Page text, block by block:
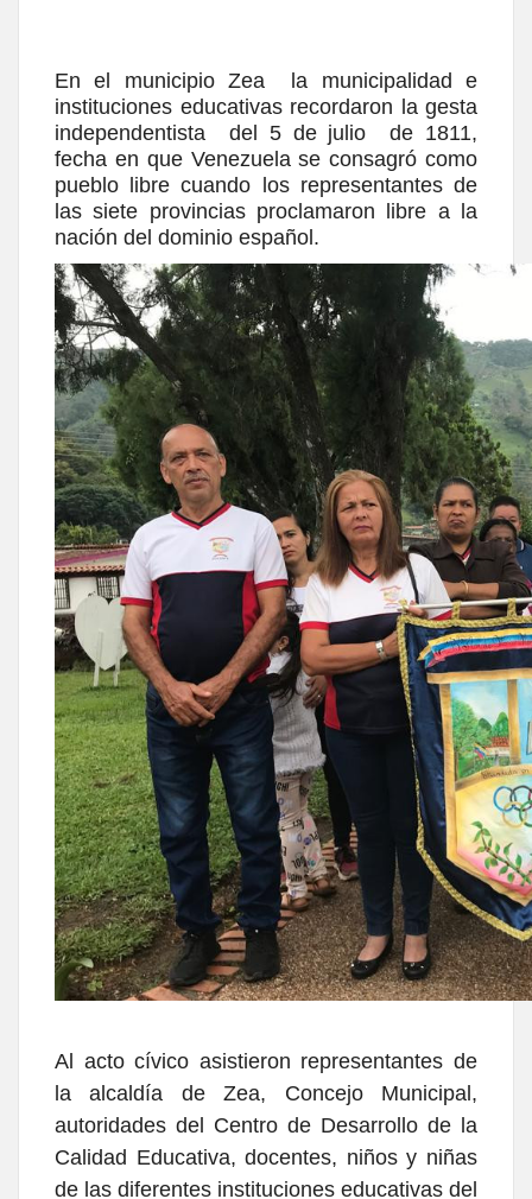
En el municipio Zea la municipalidad e
instituciones educativas recordaron la gesta
independentista del 5 de julio de 1811,
fecha en que Venezuela se consagró como
pueblo libre cuando los representantes de
las siete provincias proclamaron libre a la
nación del dominio español.
Al acto cívico asistieron representantes de
la alcaldía de Zea, Concejo Municipal,
autoridades del Centro de Desarrollo de la
Calidad Educativa, docentes, niños y niñas
de las diferentes instituciones educativas del